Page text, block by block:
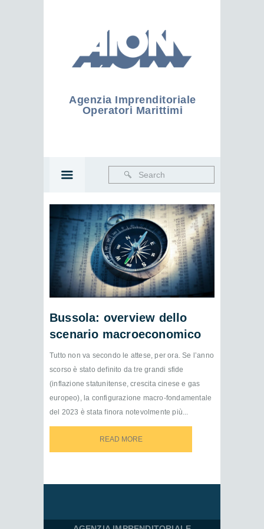
Agenzia Imprenditoriale
Operatori Marittimi
Bussola: overview dello
scenario macroeconomico
Tutto non va secondo le attese, per ora. Se l’anno
scorso è stato definito da tre grandi sfide
(inflazione statunitense, crescita cinese e gas
europeo), la configurazione macro-fondamentale
del 2023 è stata finora notevolmente più...
READ MORE